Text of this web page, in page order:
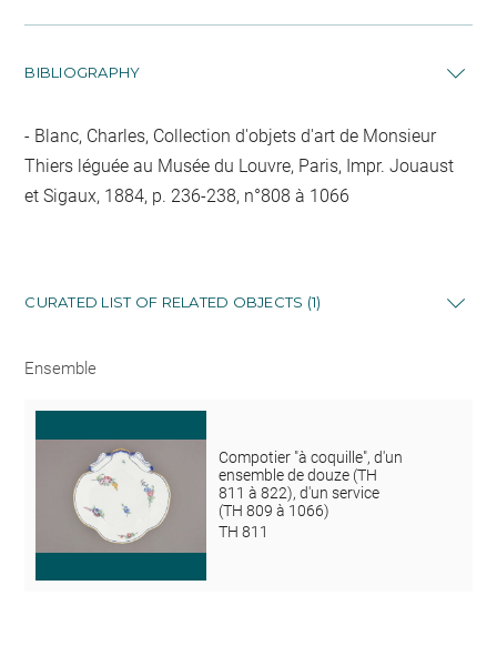
BIBLIOGRAPHY
Blanc, Charles, Collection d'objets d'art de Monsieur
Thiers léguée au Musée du Louvre, Paris, Impr. Jouaust
et Sigaux, 1884, p. 236-238, n°808 à 1066
CURATED LIST OF RELATED OBJECTS (1)
Ensemble
Compotier "à coquille", d'un
ensemble de douze (TH
811 à 822), d'un service
(TH 809 à 1066)
TH 811